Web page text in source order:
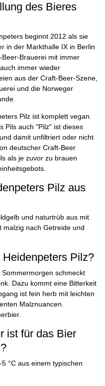
des Bieres
beginnt 2012 als sie
in der Markthalle IX in Berlin
Brauerei mit immer
immer wieder
aus der Craft-Beer-Szene,
und die Norweger
Pilz ist komplett vegan.
Pils auch "Pilz" ist dieses
damit unfiltriert oder nicht
deutscher Craft-Beer
als je zuvor zu brauen
Pilz aus
und naturtrüb aus mit
malzig nach Getreide und
Pilz?
schmeckt
Dazu kommt eine Bitterkeit
ist fein herb mit leichten
Malznuancen.
ist für das Bier
°C aus einem typischen